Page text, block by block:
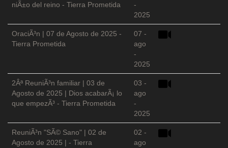
niÃ±o del reino - Tierra Prometida
-
2025
OraciÃ³n | 07 de Agosto de 2025 -
Tierra Prometida
07 -
ago
-
2025
2Âª ReuniÃ³n familiar | 03 de
Agosto de 2025 | Dios acabarÃ¡ lo
que empezÃ³ - Tierra Prometida
03 -
ago
-
2025
ReuniÃ³n "SÃ© Sano" | 02 de
Agosto de 2025 | - Tierra
02 -
ago